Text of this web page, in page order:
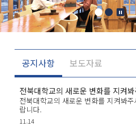
전북대학교의 새로운 변화를 지켜봐
랍니다.
11.14